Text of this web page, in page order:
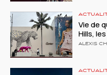
Vie de
Hills,
ALEXIS